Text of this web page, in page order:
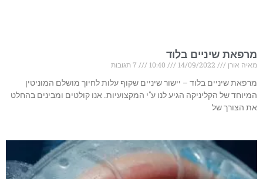
מרפאת שיניים בלוד
מאיה אורן
מרפאת שיניים בלוד – יישור שיניים שקוף עלות לחיוך מושלם המוניטין
המיוחד של הקליניקה הגיע לנו ע"י המקצועיות. אנו קולטים ומבינים בהחלט
את הצורך של